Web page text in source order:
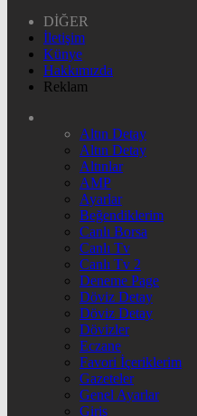
DİĞER
İletişim
Künye
Hakkımızda
Reklam
Altın Detay
Altın Detay
Altınlar
AMP
Ayarlar
Beğendiklerim
Canlı Borsa
Canlı Tv
Canlı Tv 2
Deneme Page
Döviz Detay
Döviz Detay
Dövizler
Eczane
Favori İçeriklerim
Gazeteler
Genel Ayarlar
Giriş